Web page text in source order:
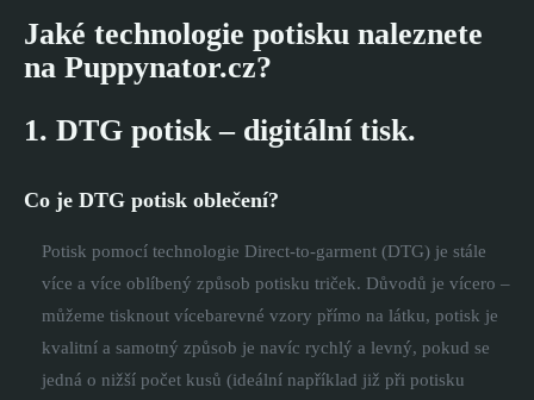
Jaké technologie potisku naleznete
na Puppynator.cz?
1. DTG potisk – digitální tisk.
Co je DTG potisk oblečení?
Potisk pomocí technologie Direct-to-garment (DTG) je stále
více a více oblíbený způsob potisku triček. Důvodů je vícero –
můžeme tisknout vícebarevné vzory přímo na látku, potisk je
kvalitní a samotný způsob je navíc rychlý a levný, pokud se
jedná o nižší počet kusů (ideální například již při potisku